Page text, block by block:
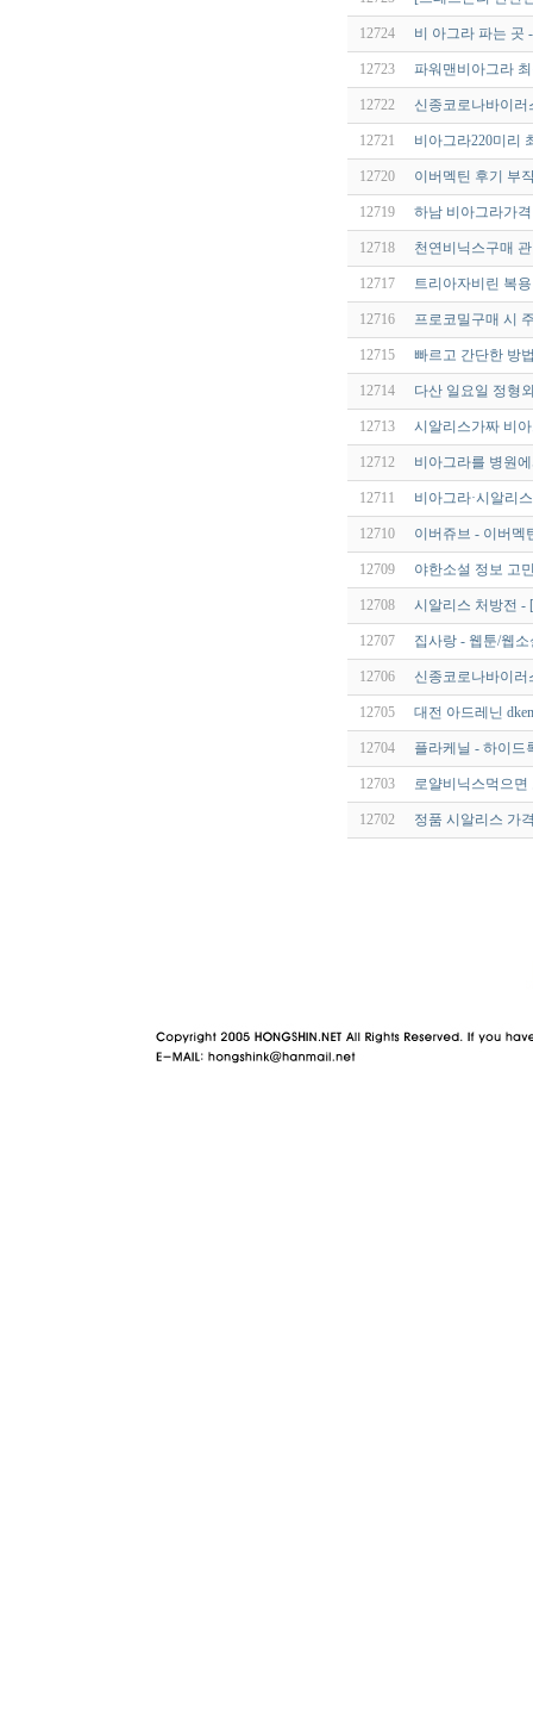
12724 비 아그라 파는 곳
12723 파워맨비아그라
12722 신종코로나바이
12721 비아그라220미리
12720 이버멕틴 후기 부
12719 하남 비아그라가
12718 천연비닉스구매
12717 트리아자비린 복
12716 프로코밀구매 시
12715 빠르고 간단한 방
12714 다산 일요일 정형
12713 시알리스가짜 비
12712 비아그라를 병원
12711 비아그라·시알리
12710 이버쥬브 - 이버멕
12709 야한소설 정보 고
12708 시알리스 처방전 -
12707 집사랑 - 웹툰/웹
12706 신종코로나바이
12705 대전 아드레닌
12704 플라케닐 - 하이드
12703 로얄비닉스먹으
12702 정품 시알리스 가